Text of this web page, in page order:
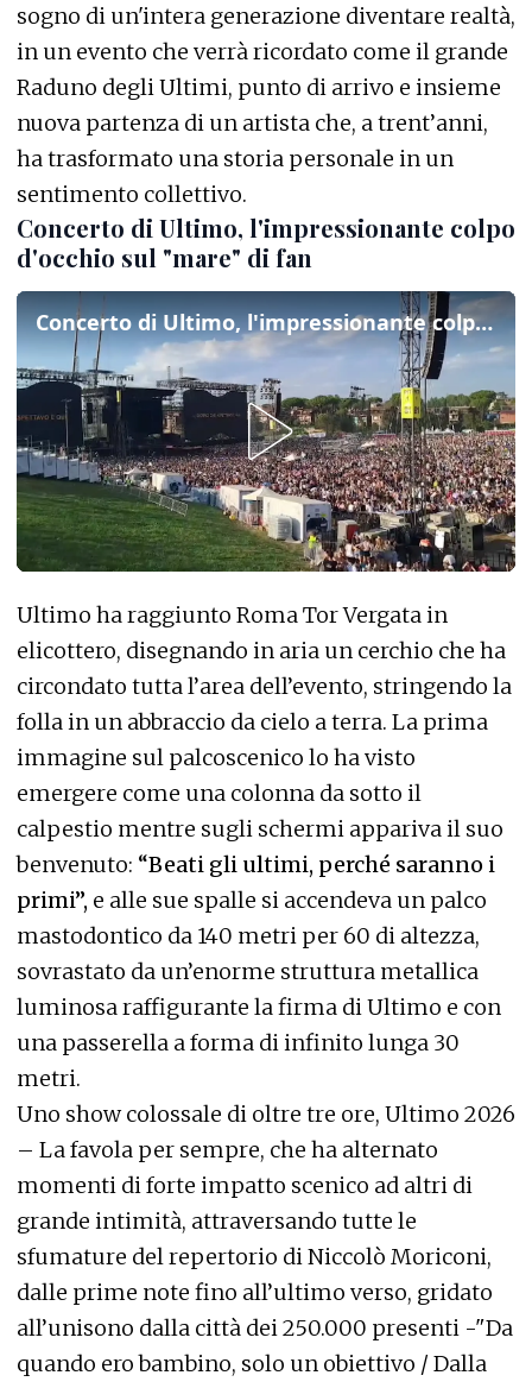
sogno di un'intera generazione diventare realtà,
in un evento che verrà ricordato come il grande
Raduno degli Ultimi, punto di arrivo e insieme
nuova partenza di un artista che, a trent’anni,
ha trasformato una storia personale in un
sentimento collettivo.
Concerto di Ultimo, l'impressionante colpo
d'occhio sul "mare" di fan
Concerto di Ultimo, l'impressionante colpo d'occhio sul "mare" di fan
Ultimo ha raggiunto Roma Tor Vergata in
elicottero, disegnando in aria un cerchio che ha
circondato tutta l’area dell’evento, stringendo la
folla in un abbraccio da cielo a terra. La prima
immagine sul palcoscenico lo ha visto
emergere come una colonna da sotto il
calpestio mentre sugli schermi appariva il suo
benvenuto: “Beati gli ultimi, perché saranno i
primi”, e alle sue spalle si accendeva un palco
mastodontico da 140 metri per 60 di altezza,
sovrastato da un’enorme struttura metallica
luminosa raffigurante la firma di Ultimo e con
una passerella a forma di infinito lunga 30
metri.
Uno show colossale di oltre tre ore, Ultimo 2026
– La favola per sempre, che ha alternato
momenti di forte impatto scenico ad altri di
grande intimità, attraversando tutte le
sfumature del repertorio di Niccolò Moriconi,
dalle prime note fino all’ultimo verso, gridato
all’unisono dalla città dei 250.000 presenti -"Da
quando ero bambino, solo un obiettivo / Dalla